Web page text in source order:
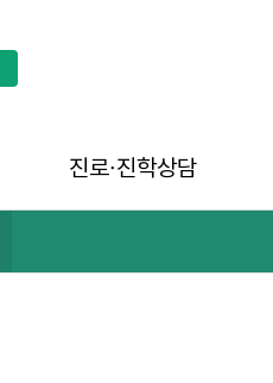
진로∙진학상담